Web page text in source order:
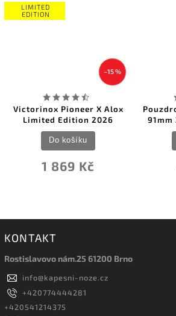
X Alox
2026
Pouzdro Victorinox
91mm 2-4 vrstvy 4.0543
KONTAKT
Rostislavovo nám.25 61200 Brno
info@kapesni-noze.cz
+420774444281
+420541214375